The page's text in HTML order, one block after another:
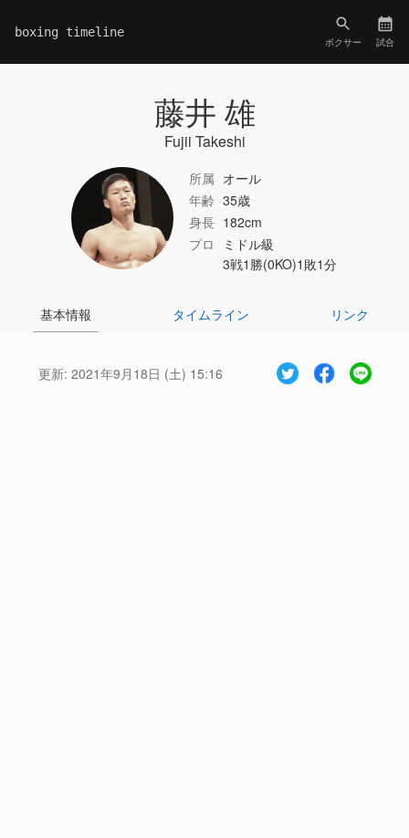
boxing timeline
ボクサー 試合
藤井 雄
Fujii Takeshi
所属 オール
年齢 35歳
身長 182cm
プロ
ミドル級
3戦1勝(0KO)1敗1分
基本情報 タイムライン リンク
更新: 2021年9月18日 (土) 15:16